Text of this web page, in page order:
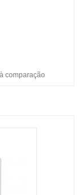
comparação